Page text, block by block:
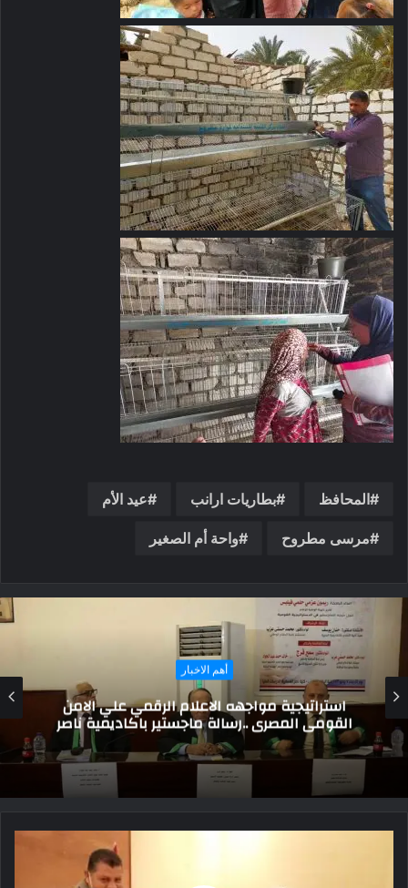
المحافظ بطاريات ارانب عيد الأم
مرسى مطروح واحة أم الصغير
حوارات و تقارير
وزير الشباب والرياضة يلتقي محافظ شمال سيناء
في العريش ويؤكد دعم الدولة لأبناء سيناء